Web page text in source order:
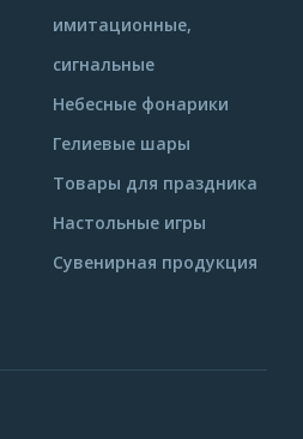
имитационные,
сигнальные
Небесные фонарики
Гелиевые шары
Товары для праздника
Настольные игры
Сувенирная продукция